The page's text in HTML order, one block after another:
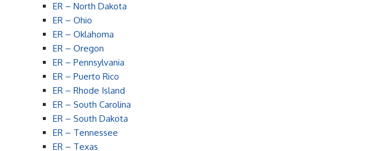
ER – North Dakota
ER – Ohio
ER – Oklahoma
ER – Oregon
ER – Pennsylvania
ER – Puerto Rico
ER – Rhode Island
ER – South Carolina
ER – South Dakota
ER – Tennessee
ER – Texas